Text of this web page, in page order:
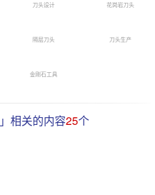
刀头设计 花岗岩刀头
隔层刀头 刀头生产
金刚石工具
」相关的内容25个